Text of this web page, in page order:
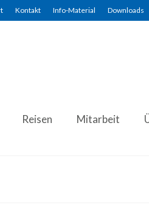
Kontakt Info-Material Downloads
Reisen Mitarbeit